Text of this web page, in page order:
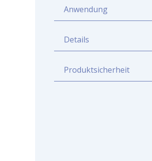
Anwendung
Details
Produktsicherheit